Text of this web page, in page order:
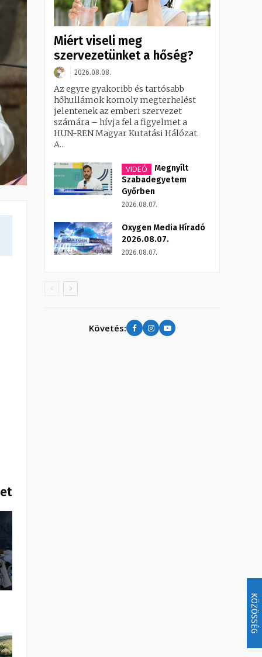
KÖZÖSSÉG
Miért viseli meg
szervezetünket a hőség?
2026.08.08.
Az egyre gyakoribb és tartósabb
hőhullámok komoly megterhelést
jelentenek az emberi szervezet
számára – hívja fel a figyelmet a
HUN-REN Magyar Kutatási Hálózat.
A...
VIDEÓ
Megnyílt
Szabadegyetem
Győrben
2026.08.07.
Oxygen Media Híradó
2026.08.07.
2026.08.07.
Követés: